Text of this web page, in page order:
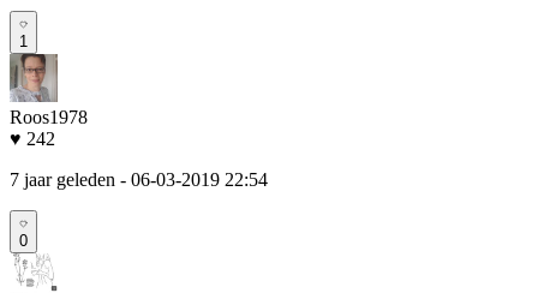
1
Roos1978
♥ 242
7 jaar geleden - 06-03-2019 22:54
0